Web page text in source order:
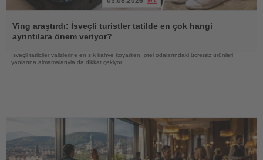
Oku
Ving araştırdı: İsveçli turistler tatilde en çok hangi
ayrıntılara önem veriyor?
İsveçli tatilciler valizlerine en sık kahve koyarken, otel odalarındaki ücretsiz ürünleri
yanlarına almamalarıyla da dikkat çekiyor